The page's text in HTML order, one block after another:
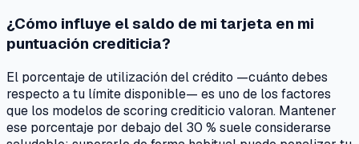
¿Cómo influye el saldo de mi tarjeta en mi
puntuación crediticia?
El porcentaje de utilización del crédito —cuánto debes
respecto a tu límite disponible— es uno de los factores
que los modelos de scoring crediticio valoran. Mantener
ese porcentaje por debajo del 30 % suele considerarse